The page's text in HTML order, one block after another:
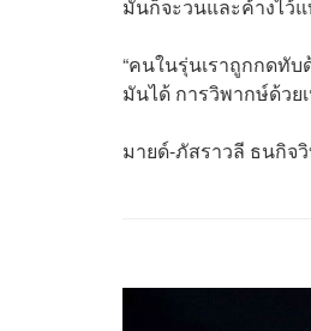
มันก็จะวนและค้างไว้
“คนในรุ่นเราถูกกดทั
มันได้ การวิพากษ์ด้วย
มายด์-ภัสราวลี ธนกิจ